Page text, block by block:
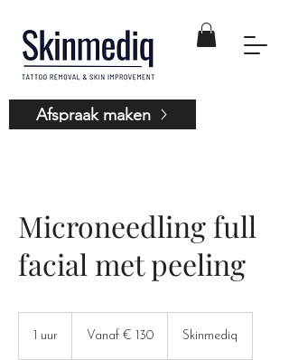
Afspraak maken
Microneedling full
facial met peeling
1 uur
130
euroVanaf € 130 Skinmediq